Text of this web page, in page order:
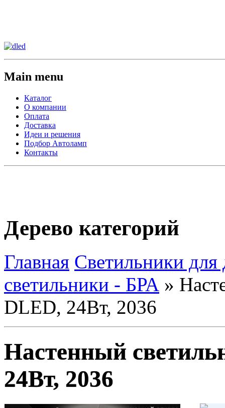
Main menu
Каталог
О компании
Оплата
Доставка
Идеи и решения
Подбор Автоламп
Контакты
Дерево категорий
Главная Светильники для
светильники - БРА »
DLED, 24Вт, 2036
Настенный
24Вт, 2036